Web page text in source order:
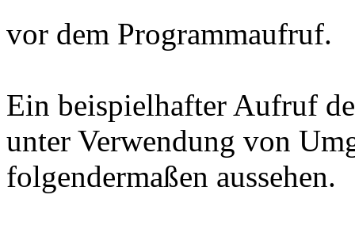
vor dem Programmaufruf.
Ein beispielhafter Aufruf
unter Verwendung von
folgendermaßen aussehen.